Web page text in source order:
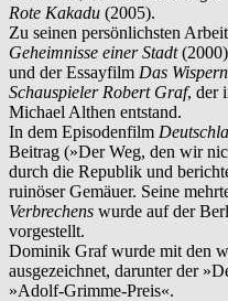
Rote Kakadu (2005).
Zu seinen persönlichsten
Geheimnisse einer Stadt
und der Essayfilm Das
Schauspieler Robert Graf, der
Michael Althen entstand.
In dem Episodenfilm
Beitrag (»Der Weg, den wir
durch die Republik und
ruinöser Gemäuer. Seine
Verbrechens wurde auf der
vorgestellt.
Dominik Graf wurde mit den
ausgezeichnet, darunter der
»Adolf-Grimme-Preis«.